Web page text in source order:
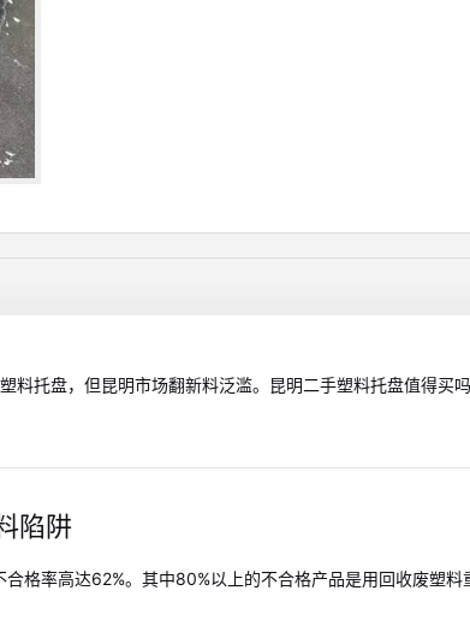
托盘，但昆明市场翻新料泛滥。昆明二手塑料托盘值得买
陷阱
格率高达62%。其中80%以上的不合格产品是用回收废塑料